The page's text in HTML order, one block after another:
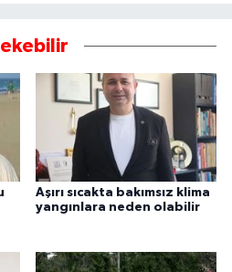
Aşırı sıcakta bakımsız klima
yangınlara neden olabilir